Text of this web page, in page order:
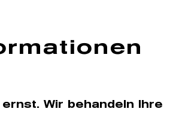
Wir behandeln Ihre